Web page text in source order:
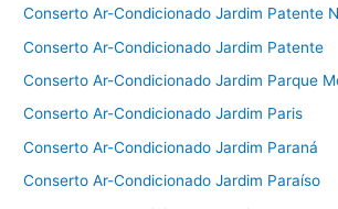
Conserto Ar-Condicionado Jardim Patente
Conserto Ar-Condicionado Jardim Patente
Conserto Ar-Condicionado Jardim Parque
Conserto Ar-Condicionado Jardim Paris
Conserto Ar-Condicionado Jardim Paraná
Conserto Ar-Condicionado Jardim Paraíso